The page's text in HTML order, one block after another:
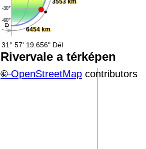
6454 km
31° 57' 19.656" Dél
Rivervale a térképen
+−
©OpenStreetMap contributors